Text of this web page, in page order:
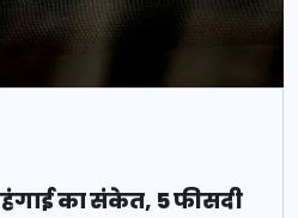
का संकेत, 5 फीसदी